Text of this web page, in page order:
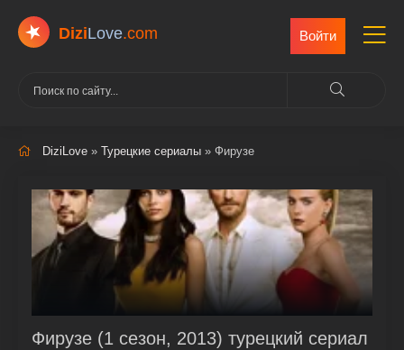
DiziLove.com Войти
DiziLove » Турецкие сериалы » Фирузе
Фирузе (1 сезон, 2013) турецкий сериал